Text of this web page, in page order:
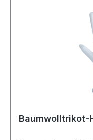
Baumwolltrikot-